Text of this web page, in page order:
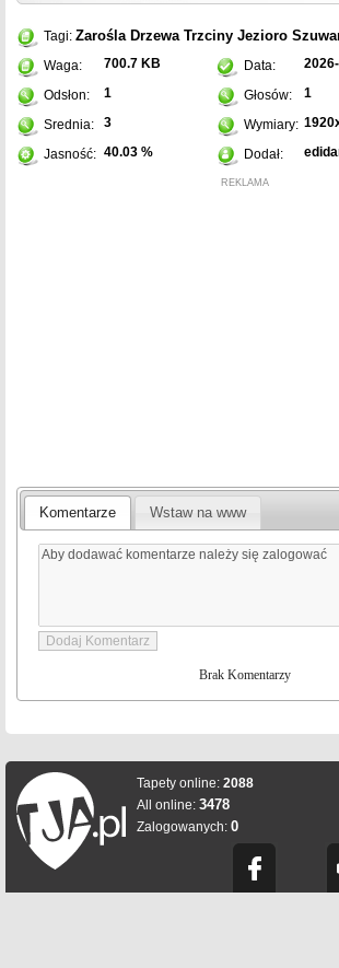
Tagi: Zarośla Drzewa Trzciny Jezioro
Waga: 700.7 KB Data:
Odsłon: 1 Głosów: 1
Srednia: 3 Wymiary:
Jasność: 40.03 % Dodał:
REKLAMA
Komentarze Wstaw na www
Brak Komentarzy
Tapety online: 2088
All online: 3478
Zalogowanych: 0